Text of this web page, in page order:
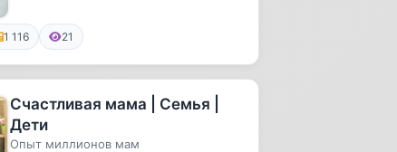
1 116 21
Счастливая мама | Семья |
Дети
Опыт миллионов мам